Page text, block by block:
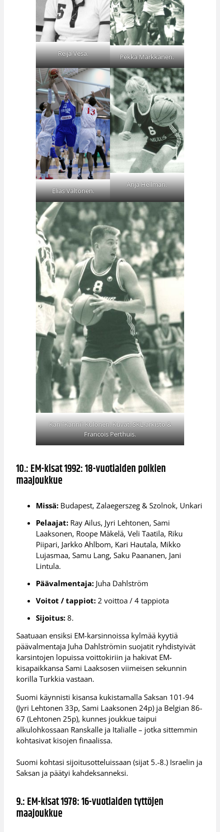
Reija Vesa. Pekka Markkanen.
Elias Valtonen.
Anja Hellman.
Kari ”Kanni” Kulonen. Kuvat: SKL-arkisto &
Francois Perthuis.
10.: EM-kisat 1992: 18-vuotiaiden poikien
maajoukkue
Missä: Budapest, Zalaegerszeg & Szolnok, Unkari
Pelaajat: Ray Ailus, Jyri Lehtonen, Sami
Laaksonen, Roope Mäkelä, Veli Taatila, Riku
Piipari, Jarkko Ahlbom, Kari Hautala, Mikko
Lujasmaa, Samu Lang, Saku Paananen, Jani
Lintula.
Päävalmentaja: Juha Dahlström
Voitot / tappiot: 2 voittoa / 4 tappiota
Sijoitus: 8.
Saatuaan ensiksi EM-karsinnoissa kylmää kyytiä
päävalmentaja Juha Dahlströmin suojatit ryhdistyivät
karsintojen lopuissa voittokiriin ja hakivat EM-
kisapaikkansa Sami Laaksosen viimeisen sekunnin
korilla Turkkia vastaan.
Suomi käynnisti kisansa kukistamalla Saksan 101-94
(Jyri Lehtonen 33p, Sami Laaksonen 24p) ja Belgian 86-
67 (Lehtonen 25p), kunnes joukkue taipui
alkulohkossaan Ranskalle ja Italialle – jotka sittemmin
kohtasivat kisojen finaalissa.
Suomi kohtasi sijoitusotteluissaan (sijat 5.-8.) Israelin ja
Saksan ja päätyi kahdeksanneksi.
9.: EM-kisat 1978: 16-vuotiaiden tyttöjen
maajoukkue